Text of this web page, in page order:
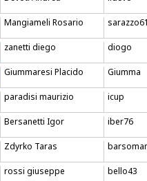
Mangiameli Rosario
zanetti diego diogo
Giummaresi Placido Giumma
paradisi maurizio icup
Bersanetti Igor iber76
Zdyrko Taras
rossi giuseppe bello43